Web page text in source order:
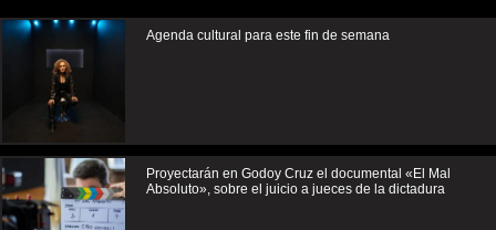
Agenda cultural para este fin de semana
Proyectarán en Godoy Cruz el documental «El Mal
Absoluto», sobre el juicio a jueces de la dictadura